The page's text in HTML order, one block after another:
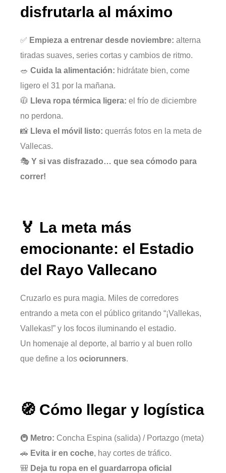
disfrutarla al máximo
✅ Empieza a entrenar desde noviembre: alterna
tiradas suaves, series cortas y cambios de ritmo.
🥗 Cuida la alimentación: hidrátate bien, come
ligero el 31 por la mañana.
🧥 Lleva ropa térmica ligera: el frío de diciembre
no perdona.
📸 Lleva el móvil listo: querrás fotos en la meta de
Vallecas.
🎭 Y si vas disfrazado… que sea cómodo para
correr!
🏅 La meta más
emocionante: el Estadio
del Rayo Vallecano
Cruzarlo es pura magia. Miles de corredores
entrando a meta con el público gritando “¡Vallekas,
Vallekas!” y los focos iluminando el estadio.
Un homenaje al deporte, al barrio y al buen rollo
que define a los ociorunners.
🧭 Cómo llegar y logística
🚇 Metro: Concha Espina (salida) / Portazgo (meta)
🚗 Evita ir en coche, hay cortes de tráfico.
🎒 Deja tu ropa en el guardarropa oficial